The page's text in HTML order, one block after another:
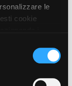
le
cookie
cliccando
sul tasto